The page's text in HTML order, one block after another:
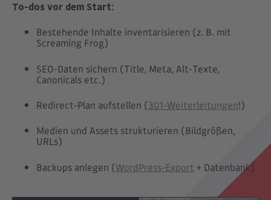
To-dos vor dem Start:
Bestehende Inhalte inventarisieren (z. B. mit
Screaming Frog)
SEO-Daten sichern (Title, Meta, Alt-Texte,
Canonicals etc.)
Redirect-Plan aufstellen (301-Weiterleitungen!)
Medien und Assets strukturieren (Bildgrößen,
URLs)
Backups anlegen (WordPress-Export + Datenbank)